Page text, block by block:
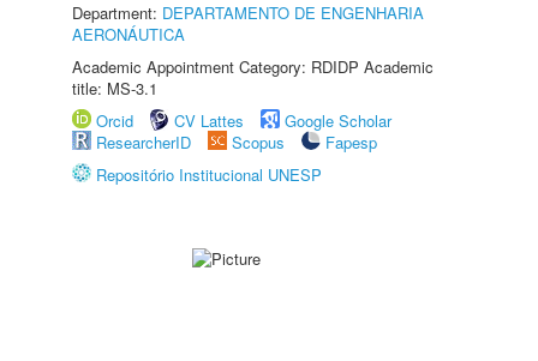
Department: DEPARTAMENTO DE ENGENHARIA
AERONÁUTICA
Academic Appointment Category: RDIDP Academic
title: MS-3.1
Orcid
CV Lattes
Google Scholar
ResearcherID
Scopus
Fapesp
Repositório Institucional UNESP